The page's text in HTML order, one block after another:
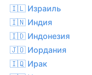
🇮🇱 Израиль
🇮🇳 Индия
🇮🇩 Индонезия
🇯🇴 Иордания
🇮🇶 Ирак